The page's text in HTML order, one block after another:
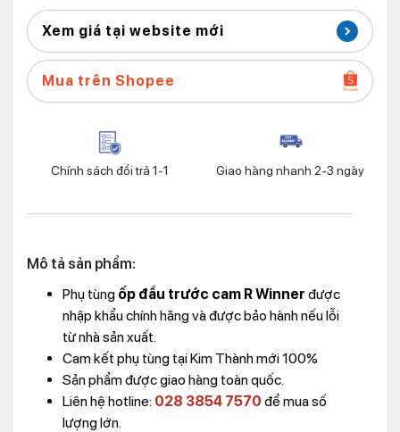
Xem giá tại website mới
Mua trên Shopee
Chính sách đổi trả 1-1 Giao hàng nhanh 2-3 ngày
Mô tả sản phẩm:
Phụ tùng ốp đầu trước cam R Winner được
nhập khẩu chính hãng và được bảo hành nếu lỗi
từ nhà sản xuất.
Cam kết phụ tùng tại Kim Thành mới 100%
Sản phẩm được giao hàng toàn quốc.
Liên hệ hotline: 028 3854 7570 để mua số
lượng lớn.